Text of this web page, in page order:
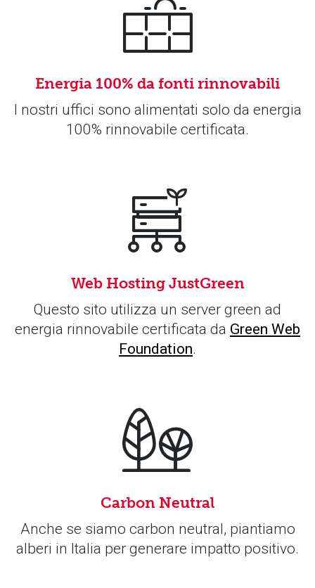
Energia 100% da fonti rinnovabili
I nostri uffici sono alimentati solo da energia
100% rinnovabile certificata.
Web Hosting JustGreen
Questo sito utilizza un server green ad
energia rinnovabile certificata da Green Web
Foundation.
Carbon Neutral
Anche se siamo carbon neutral, piantiamo
alberi in Italia per generare impatto positivo.